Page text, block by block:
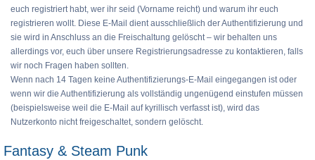
euch registriert habt, wer ihr seid (Vorname reicht) und warum ihr euch
registrieren wollt. Diese E-Mail dient ausschließlich der Authentifizierung und
sie wird in Anschluss an die Freischaltung gelöscht – wir behalten uns
allerdings vor, euch über unsere Registrierungsadresse zu kontaktieren, falls
wir noch Fragen haben sollten.
Wenn nach 14 Tagen keine Authentifizierungs-E-Mail eingegangen ist oder
wenn wir die Authentifizierung als vollständig ungenügend einstufen müssen
(beispielsweise weil die E-Mail auf kyrillisch verfasst ist), wird das
Nutzerkonto nicht freigeschaltet, sondern gelöscht.
Fantasy & Steam Punk